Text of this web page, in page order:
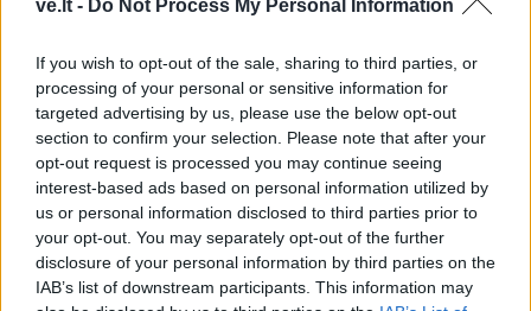
ve.lt - Do Not Process My Personal Information
If you wish to opt-out of the sale, sharing to third parties, or
processing of your personal or sensitive information for
targeted advertising by us, please use the below opt-out
section to confirm your selection. Please note that after your
opt-out request is processed you may continue seeing
interest-based ads based on personal information utilized by
us or personal information disclosed to third parties prior to
your opt-out. You may separately opt-out of the further
disclosure of your personal information by third parties on the
IAB’s list of downstream participants. This information may
TAIP PAT SKAITYKITE